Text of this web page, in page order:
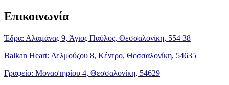
Επικοινωνία
Έδρα: Αλαμάνας 9, Άγιος Παύλος, Θεσσαλονίκη, 554 38
Balkan Heart: Δελμούζου 8, Κέντρο, Θεσσαλονίκη, 54635
Γραφείο: Μοναστηρίου 4, Θεσσαλονίκη, 54629